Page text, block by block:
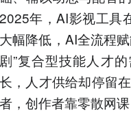
2025年，AI影视工具
大幅降低，AI全流程
剧”复合型技能人才
长，人才供给却停留
者，创作者靠零散网